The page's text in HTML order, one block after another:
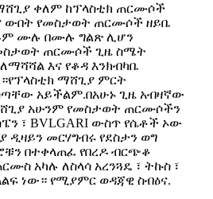
ቀለም ከፕላስቲክ ጠርሙሶች
ውበት የመስታወት ጠርሙሶች ዘይቤ
ሙሉ በሙሉ ግልጽ ሊሆን
ጠርሙሶች ጊዜ ስሜት
እና የቆዳ እንክብካቤ
ማሸጊያ ምርት
አይችልም.በአሁኑ ጊዜ አብዛኛው
አሁንም የመስታወት ጠርሙሶችን
፣ BVLGARI ውስጥ የሴቶች ኦው
ዲዛይን መርሃግብሩ የደስታን ወግ
በተቀላጠፈ የበረዶ ብርጭቆ
አካሉ ለስላሳ አረንጓዴ ፣ ትኩስ ፣
ነው። የሚያምር ወዳጃዊ ስብዕና.